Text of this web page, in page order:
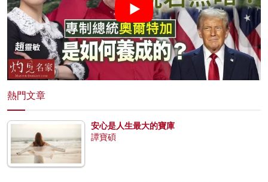
熱門文章
安心是人生最大的寶庫
譚寶碩